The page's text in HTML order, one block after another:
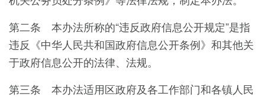
第二条 本办法所称的“违反政府信息公开规定”是指
违反《中华人民共和国政府信息公开条例》和其他关
于政府信息公开的法律、法规。
第三条 本办法适用区政府及各工作部门和各镇人民